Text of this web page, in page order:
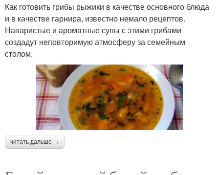
Как готовить грибы рыжики в качестве основного блюда
и в качестве гарнира, известно немало рецептов.
Наваристые и ароматные супы с этими грибами
создадут неповторимую атмосферу за семейным
столом.
читать дальше →